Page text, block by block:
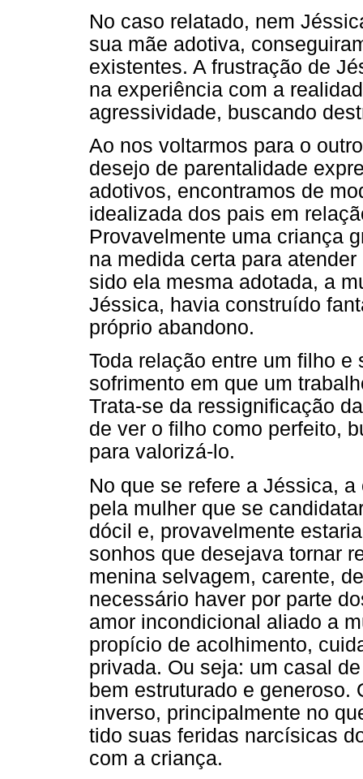
No caso relatado, nem
sua mãe adotiva,
existentes. A frustração de
na experiência com a
agressividade, buscando
Ao nos voltarmos para o
desejo de parentalidade
adotivos, encontramos de
idealizada dos pais em
Provavelmente uma criança
na medida certa para
sido ela mesma adotada, a
Jéssica, havia construído
próprio abandono.
Toda relação entre um filho
sofrimento em que um
Trata-se da ressignificação
de ver o filho como perfeito,
para valorizá-lo.
No que se refere a Jéssica,
pela mulher que se
dócil e, provavelmente
sonhos que desejava tornar
menina selvagem, carente,
necessário haver por parte
amor incondicional aliado a
propício de acolhimento,
privada. Ou seja: um casal
bem estruturado e generoso.
inverso, principalmente no
tido suas feridas narcísicas
com a criança.